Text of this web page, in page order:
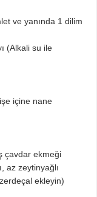
ve yanında 1 dilim
(Alkali su ile
içine nane
çavdar ekmeği
az zeytinyağlı
ekleyin)